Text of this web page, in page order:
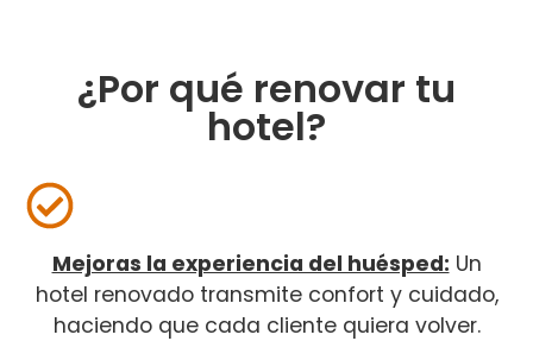
¿Por qué renovar tu
hotel?
Mejoras la experiencia del huésped: Un
hotel renovado transmite confort y cuidado,
haciendo que cada cliente quiera volver.